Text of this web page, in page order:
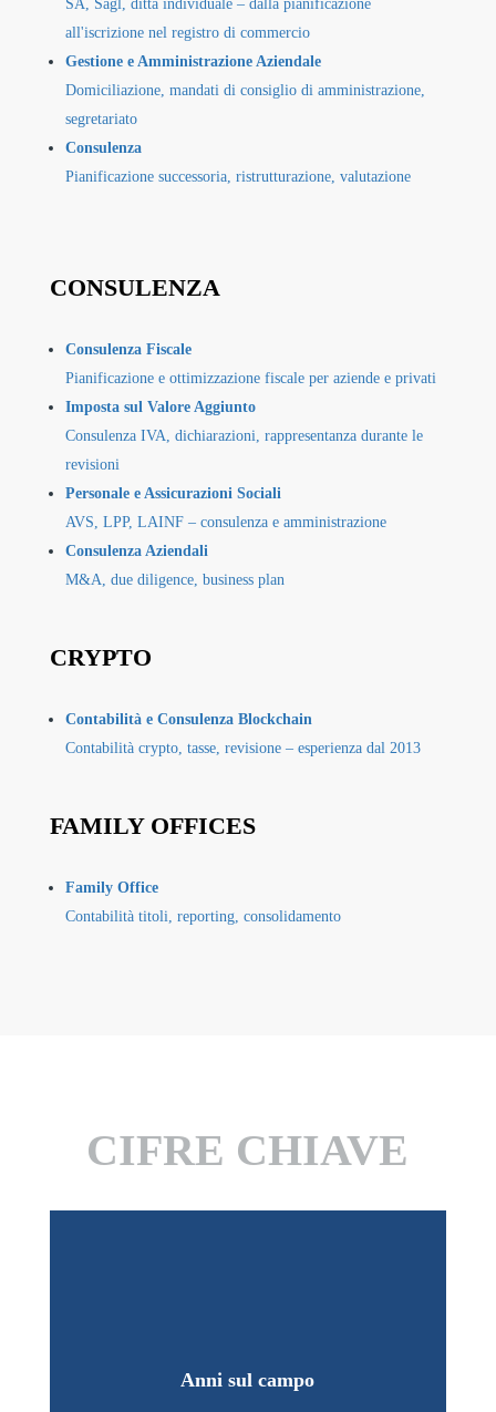
SA, Sagl, ditta individuale – dalla pianificazione
all'iscrizione nel registro di commercio
Gestione e Amministrazione Aziendale
Domiciliazione, mandati di consiglio di amministrazione,
segretariato
Consulenza
Pianificazione successoria, ristrutturazione, valutazione
CONSULENZA
Consulenza Fiscale
Pianificazione e ottimizzazione fiscale per aziende e privati
Imposta sul Valore Aggiunto
Consulenza IVA, dichiarazioni, rappresentanza durante le
revisioni
Personale e Assicurazioni Sociali
AVS, LPP, LAINF – consulenza e amministrazione
Consulenza Aziendali
M&A, due diligence, business plan
CRYPTO
Contabilità e Consulenza Blockchain
Contabilità crypto, tasse, revisione – esperienza dal 2013
FAMILY OFFICES
Family Office
Contabilità titoli, reporting, consolidamento
CIFRE CHIAVE
Anni sul campo